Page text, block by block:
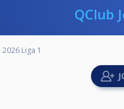
QClub
Liga 1